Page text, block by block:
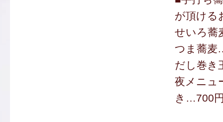
が頂ける
せいろ蕎
つま蕎麦
だし巻き
夜メニュ
き…700